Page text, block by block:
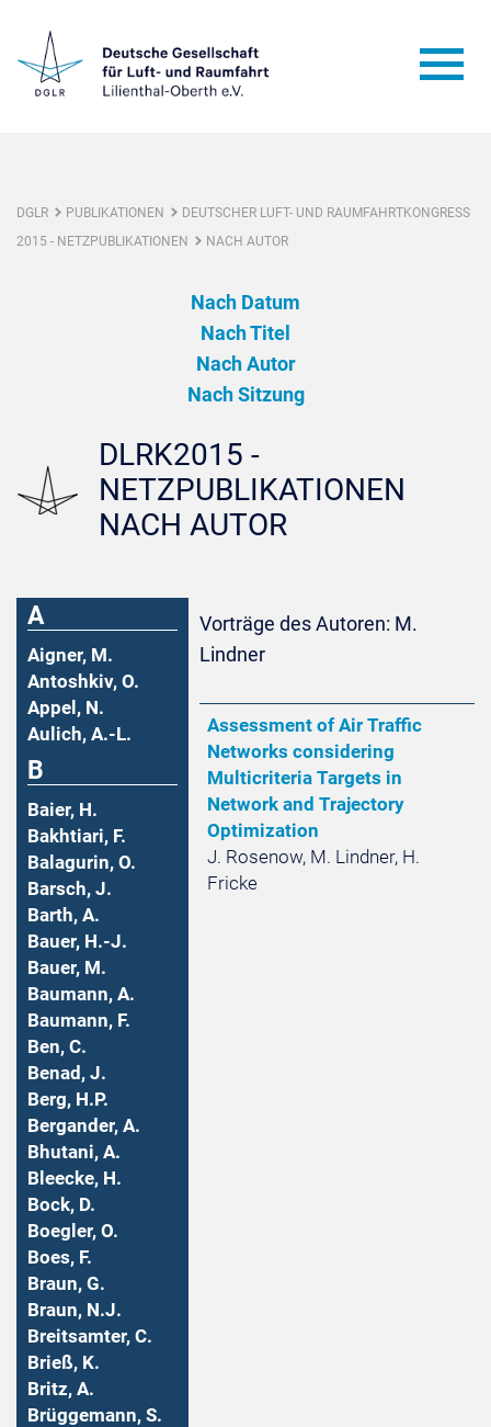
DGLR PUBLIKATIONEN
DEUTSCHER LUFT- UND RAUMFAHRTKONGRESS
2015 - NETZPUBLIKATIONEN
NACH AUTOR
Nach Datum
Nach Titel
Nach Autor
Nach Sitzung
DLRK2015 -
NETZPUBLIKATIONEN
NACH AUTOR
A
Aigner, M.
Antoshkiv, O.
Appel, N.
Aulich, A.-L.
B
Baier, H.
Bakhtiari, F.
Balagurin, O.
Barsch, J.
Barth, A.
Bauer, H.-J.
Bauer, M.
Baumann, A.
Baumann, F.
Ben, C.
Benad, J.
Berg, H.P.
Bergander, A.
Bhutani, A.
Bleecke, H.
Bock, D.
Boegler, O.
Boes, F.
Braun, G.
Braun, N.J.
Breitsamter, C.
Brieß, K.
Britz, A.
Brüggemann, S.
Vorträge des Autoren: M.
Lindner
Assessment of Air Traffic
Networks considering
Multicriteria Targets in
Network and Trajectory
Optimization
J. Rosenow, M. Lindner, H.
Fricke